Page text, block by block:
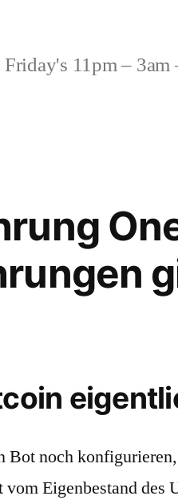
Friday's 11pm –
Bot noch
Eigenbestand des